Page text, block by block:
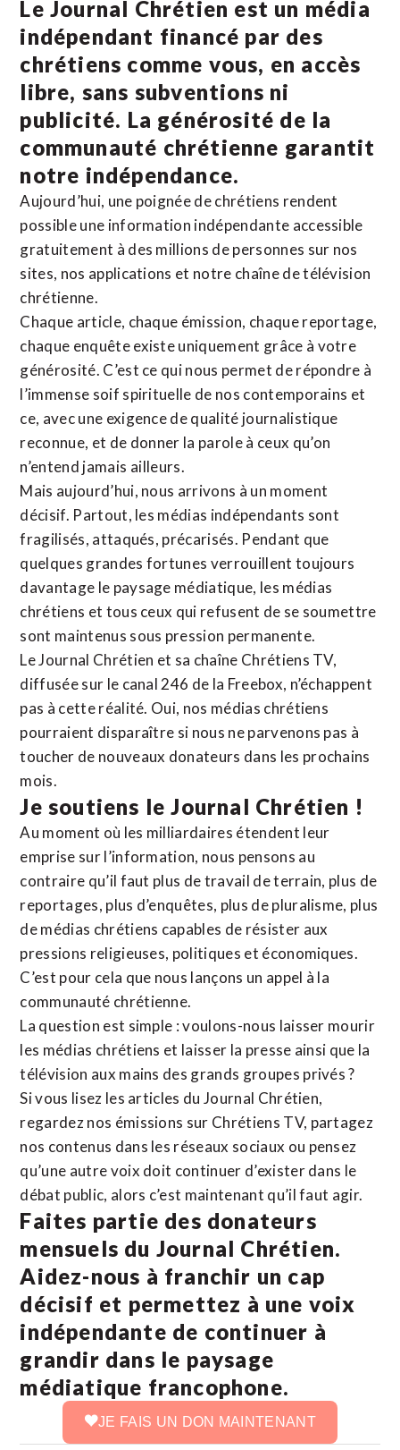
Le Journal Chrétien est un média
indépendant financé par des
chrétiens comme vous, en accès
libre, sans subventions ni
publicité. La générosité de la
communauté chrétienne garantit
notre indépendance.
Aujourd’hui, une poignée de chrétiens rendent
possible une information indépendante accessible
gratuitement à des millions de personnes sur nos
sites, nos applications et notre chaîne de télévision
chrétienne.
Chaque article, chaque émission, chaque reportage,
chaque enquête existe uniquement grâce à votre
générosité. C’est ce qui nous permet de répondre à
l’immense soif spirituelle de nos contemporains et
ce, avec une exigence de qualité journalistique
reconnue, et de donner la parole à ceux qu’on
n’entend jamais ailleurs.
Mais aujourd’hui, nous arrivons à un moment
décisif. Partout, les médias indépendants sont
fragilisés, attaqués, précarisés. Pendant que
quelques grandes fortunes verrouillent toujours
davantage le paysage médiatique, les médias
chrétiens et tous ceux qui refusent de se soumettre
sont maintenus sous pression permanente.
Le Journal Chrétien et sa chaîne Chrétiens TV,
diffusée sur le canal 246 de la Freebox, n’échappent
pas à cette réalité. Oui, nos médias chrétiens
pourraient disparaître si nous ne parvenons pas à
toucher de nouveaux donateurs dans les prochains
mois.
Je soutiens le Journal Chrétien !
Au moment où les milliardaires étendent leur
emprise sur l’information, nous pensons au
contraire qu’il faut plus de travail de terrain, plus de
reportages, plus d’enquêtes, plus de pluralisme, plus
de médias chrétiens capables de résister aux
pressions religieuses, politiques et économiques.
C’est pour cela que nous lançons un appel à la
communauté chrétienne.
La question est simple : voulons-nous laisser mourir
les médias chrétiens et laisser la presse ainsi que la
télévision aux mains des grands groupes privés ?
Si vous lisez les articles du Journal Chrétien,
regardez nos émissions sur Chrétiens TV, partagez
nos contenus dans les réseaux sociaux ou pensez
qu’une autre voix doit continuer d’exister dans le
débat public, alors c’est maintenant qu’il faut agir.
Faites partie des donateurs
mensuels du Journal Chrétien.
Aidez-nous à franchir un cap
décisif et permettez à une voix
indépendante de continuer à
grandir dans le paysage
médiatique francophone.
JE FAIS UN DON MAINTENANT